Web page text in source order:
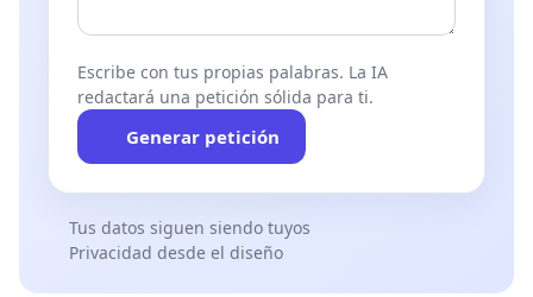
Escribe con tus propias palabras. La IA
redactará una petición sólida para ti.
Generar petición
Tus datos siguen siendo tuyos
Privacidad desde el diseño